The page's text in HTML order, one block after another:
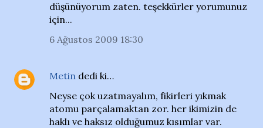
düşünüyorum zaten. teşekkürler yorumunuz
için...
6 Ağustos 2009 18:30
Metin dedi ki…
Neyse çok uzatmayalım, fikirleri yıkmak
atomu parçalamaktan zor. her ikimizin de
haklı ve haksız olduğumuz kısımlar var.